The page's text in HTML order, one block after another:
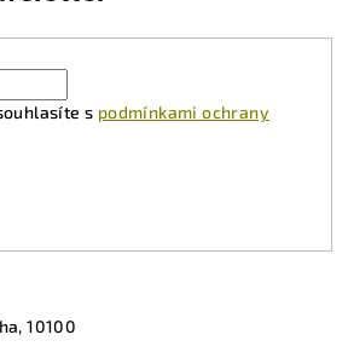
s podmínkami ochrany
10100